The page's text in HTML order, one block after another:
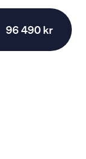
96 490 kr